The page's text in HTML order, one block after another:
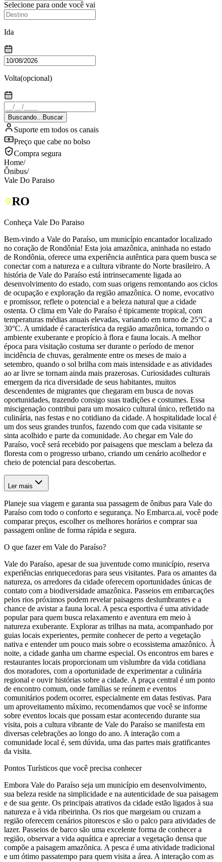
Selecione para onde você vai
Ida
Volta(opcional)
Buscando... Buscar
Suporte em todos os canais
Preço que cabe no bolso
Compra segura
Home/
Ônibus/
Vale Do Paraiso
RO
Conheça Vale Do Paraiso
Bem-vindo a Vale do Paraíso, um município encantador localizado
no coração de Rondônia! Esta joia amazônica, aninhada no estado
de Rondônia, oferece uma experiência autêntica para quem busca se
conectar com a natureza e a cultura vibrante do Norte brasileiro. A
história de Vale do Paraíso está intrinsecamente ligada ao
desenvolvimento do estado, com suas origens remontando aos ciclos
de ocupação e exploração da região amazônica. O nome, evocativo
e promissor, reflete o potencial e a beleza natural que a cidade
ostenta. O clima em Vale do Paraíso é tipicamente tropical, com
temperaturas médias anuais elevadas, variando em torno de 25°C a
30°C. A umidade é característica da região amazônica, tornando o
ambiente exuberante e propício à flora e fauna locais. A melhor
época para visitação costuma ser durante o período de menor
incidência de chuvas, geralmente entre os meses de maio a
setembro, quando o sol brilha com mais intensidade e as atividades
ao ar livre se tornam ainda mais prazerosas. Curiosidades culturais
emergem da rica diversidade de seus habitantes, muitos
descendentes de migrantes que chegaram em busca de novas
oportunidades, trazendo consigo suas tradições e costumes. Essa
miscigenação contribui para um mosaico cultural único, refletido na
culinária, nas festas e no cotidiano da cidade. A hospitalidade local é
um dos seus grandes trunfos, fazendo com que cada visitante se
sinta acolhido e parte da comunidade. Ao chegar em Vale do
Paraíso, você será recebido por paisagens que mesclam a beleza da
floresta com o progresso urbano, criando um cenário acolhedor e
cheio de potencial para descobertas.
Ler mais
Planeje sua viagem e garanta sua passagem de ônibus para Vale do
Paraíso com todo o conforto e segurança. No Embarca.ai, você pode
comparar preços, escolher os melhores horários e comprar sua
passagem online de forma rápida e segura.
O que fazer em Vale do Paraíso?
Vale do Paraíso, apesar de sua juventude como município, reserva
experiências enriquecedoras para seus visitantes. Para os amantes da
natureza, os arredores da cidade oferecem oportunidades únicas de
contato com a biodiversidade amazônica. Passeios em embarcações
pelos rios próximos podem revelar paisagens deslumbrantes e a
chance de avistar a fauna local. A pesca esportiva é uma atividade
popular para quem busca relaxamento e aventura em meio à
natureza exuberante. Explorar as trilhas na mata, acompanhado por
guias locais experientes, permite conhecer de perto a vegetação
nativa e entender um pouco mais sobre o ecossistema amazônico. À
noite, a cidade ganha um charme especial. Os encontros em bares e
restaurantes locais proporcionam um vislumbre da vida cotidiana
dos moradores, com a oportunidade de experimentar a culinária
regional e ouvir histórias sobre a cidade. A praça central é um ponto
de encontro comum, onde famílias se reúnem e eventos
comunitários podem ocorrer, especialmente em datas festivas. Para
um aproveitamento máximo, recomendamos que você se informe
sobre eventos locais que possam estar acontecendo durante sua
visita, pois a cultura vibrante de Vale do Paraíso se manifesta em
diversas celebrações ao longo do ano. A interação com a
comunidade local é, sem dúvida, uma das partes mais gratificantes
da visita.
Pontos Turísticos que você precisa conhecer
Embora Vale do Paraíso seja um município em desenvolvimento,
sua beleza reside na simplicidade e na autenticidade de sua paisagem
e de sua gente. Os principais atrativos da cidade estão ligados à sua
natureza e à vida ribeirinha. Os rios que margeiam ou cruzam a
região oferecem cenários pitorescos e são o palco para atividades de
lazer. Passeios de barco são uma excelente forma de conhecer a
região, observar a vida aquática e apreciar a vegetação densa que
compõe a paisagem amazônica. A pesca é uma atividade tradicional
e um ótimo passatempo para quem visita a área. A interação com as